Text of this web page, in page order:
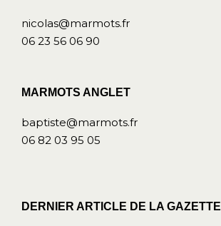
nicolas@marmots.fr
06 23 56 06 90
MARMOTS ANGLET
baptiste@marmots.fr
06 82 03 95 05
DERNIER ARTICLE DE LA GAZETTE